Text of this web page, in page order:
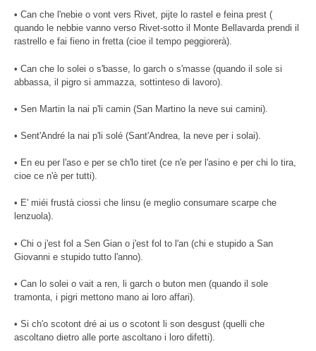
• Can che l'nebie o vont vers Rivet, pijte lo rastel e feina prest (
quando le nebbie vanno verso Rivet-sotto il Monte Bellavarda prendi il
rastrello e fai fieno in fretta (cioe il tempo peggiorerà).
• Can che lo solei o s'basse, lo garch o s'masse (quando il sole si
abbassa, il pigro si ammazza, sottinteso di lavoro).
• Sen Martin la nai p'li camin (San Martino la neve sui camini).
• Sent'André la nai p'li solé (Sant'Andrea, la neve per i solai).
• En eu per l'aso e per se ch'lo tiret (ce n'e per l'asino e per chi lo tira,
cioe ce n'è per tutti).
• E' miéi frustà ciossi che linsu (e meglio consumare scarpe che
lenzuola).
• Chi o j'est fol a Sen Gian o j'est fol to l'an (chi e stupido a San
Giovanni e stupido tutto l'anno).
• Can lo solei o vait a ren, li garch o buton men (quando il sole
tramonta, i pigri mettono mano ai loro affari).
• Si ch'o scotont dré ai us o scotont li son desgust (quelli che
ascoltano dietro alle porte ascoltano i loro difetti).